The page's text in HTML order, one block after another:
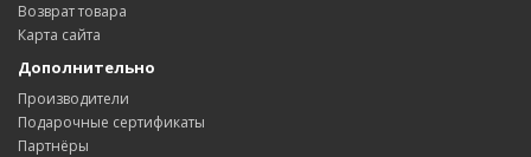
Возврат товара
Карта сайта
Дополнительно
Производители
Подарочные сертификаты
Партнёры